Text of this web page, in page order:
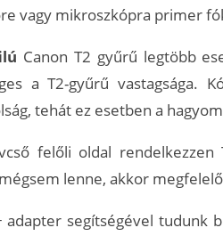
vagy mikroszkópra primer
Canon T2 gyűrű legtöbb
a T2-gyűrű vastagsága.
tehát ez esetben a
felőli oldal
lenne, akkor
adapter segítségével tudunk